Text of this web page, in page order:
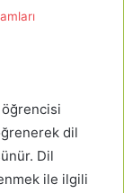
dil
Dil
ile ilgili